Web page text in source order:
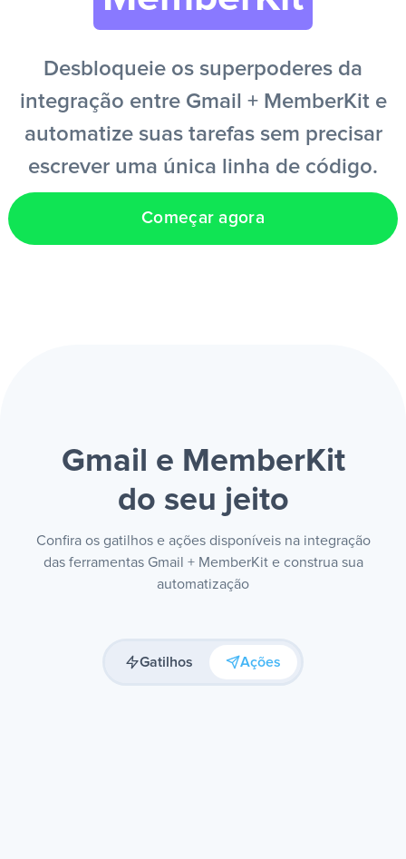
Desbloqueie os superpoderes da
integração entre Gmail + MemberKit e
automatize suas tarefas sem precisar
escrever uma única linha de código.
Começar agora
Gmail e MemberKit
do seu jeito
Confira os gatilhos e ações disponíveis na integração
das ferramentas Gmail + MemberKit e construa sua
automatização
Gatilhos Ações